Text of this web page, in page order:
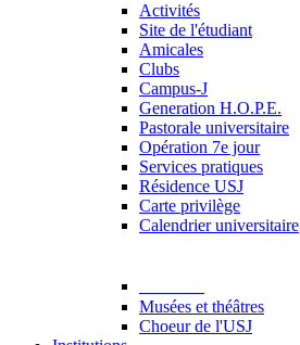
Activités
Site de l'étudiant
Amicales
Clubs
Campus-J
Generation H.O.P.E.
Pastorale universitaire
Opération 7e jour
Services pratiques
Résidence USJ
Carte privilège
Calendrier universitaire
Musées et théâtres
Choeur de l'USJ